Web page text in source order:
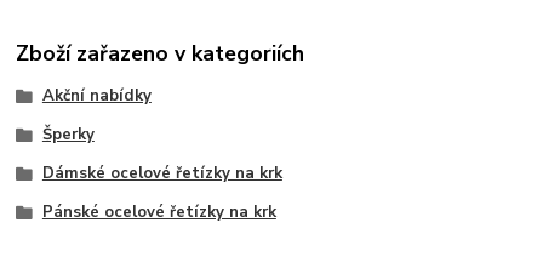
Zboží zařazeno v kategoriích
Akční nabídky
Šperky
Dámské ocelové řetízky na krk
Pánské ocelové řetízky na krk